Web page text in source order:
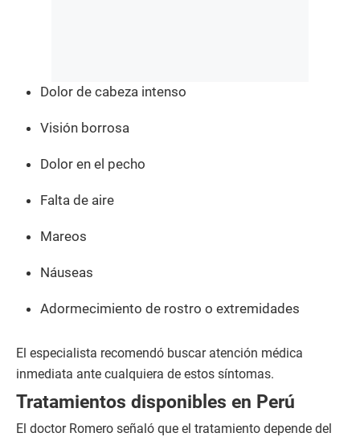
Dolor de cabeza intenso
Visión borrosa
Dolor en el pecho
Falta de aire
Mareos
Náuseas
Adormecimiento de rostro o extremidades
El especialista recomendó buscar atención médica
inmediata ante cualquiera de estos síntomas.
Tratamientos disponibles en Perú
El doctor Romero señaló que el tratamiento depende del